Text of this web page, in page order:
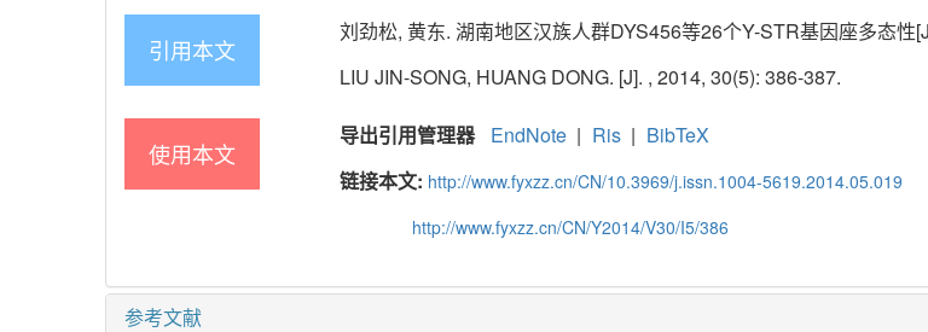
引用本文
刘劲松, 黄东. 湖南地区汉族人群DYS456等26个Y-STR基因座多态性
LIU JIN-SONG, HUANG DONG. [J]. , 2014, 30(5): 386-387.
使用本文
导出引用管理器 EndNote | Ris | BibTeX
链接本文: http://www.fyxzz.cn/CN/10.3969/j.issn.1004-5619.2014.05.019
http://www.fyxzz.cn/CN/Y2014/V30/I5/386
参考文献